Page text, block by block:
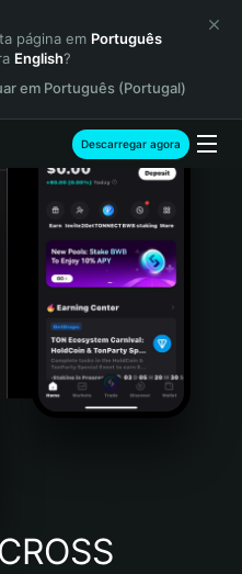
página em Português
English?
em Português (Portugal)
Descarregar agora